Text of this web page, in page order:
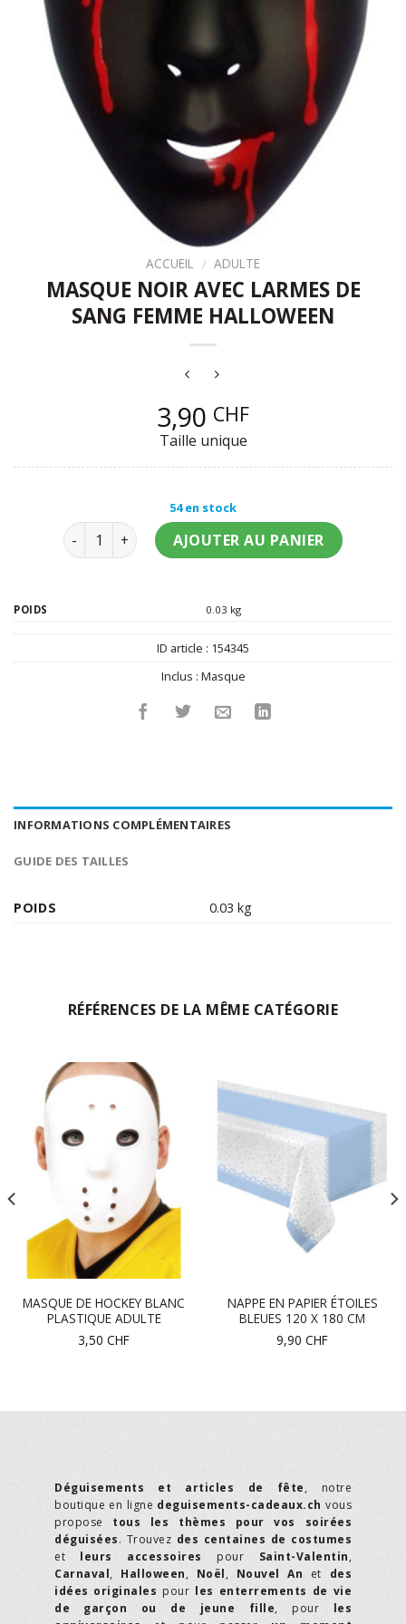
ACCUEIL / ADULTE
MASQUE NOIR AVEC LARMES DE
SANG FEMME HALLOWEEN
3,90 CHF
Taille unique
54 en stock
quantité de Masque noir avec larmes de sang
AJOUTER AU PANIER
POIDS 0.03 kg
ID article : 154345
Inclus : Masque
INFORMATIONS COMPLÉMENTAIRES
GUIDE DES TAILLES
POIDS 0.03 kg
RÉFÉRENCES DE LA MÊME CATÉGORIE
MASQUE DE HOCKEY BLANC
PLASTIQUE ADULTE
3,50 CHF
NAPPE EN PAPIER ÉTOILES
BLEUES 120 X 180 CM
9,90 CHF
Déguisements et articles de fête, notre
boutique en ligne deguisements-cadeaux.ch vous
propose tous les thèmes pour vos soirées
déguisées. Trouvez des centaines de costumes
et leurs accessoires pour Saint-Valentin,
Carnaval, Halloween, Noël, Nouvel An et des
idées originales pour les enterrements de vie
de garçon ou de jeune fille, pour les